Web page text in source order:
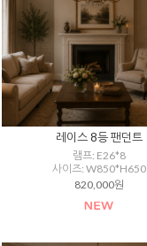
레이스 8등 팬던트
램프: E26*8
사이즈: W850*H650
820,000원